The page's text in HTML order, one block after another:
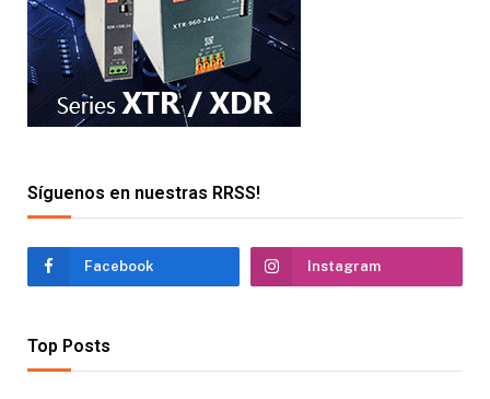
Síguenos en nuestras RRSS!
Facebook Instagram
Top Posts